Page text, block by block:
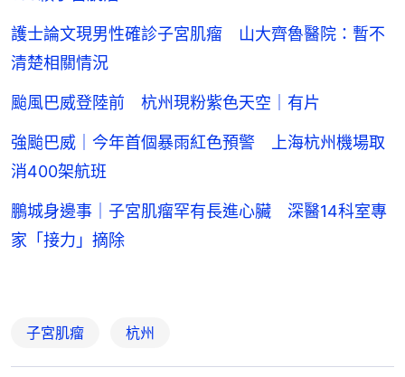
護士論文現男性確診子宮肌瘤 山大齊魯醫院：暫不
清楚相關情況
颱風巴威登陸前 杭州現粉紫色天空｜有片
強颱巴威｜今年首個暴雨紅色預警 上海杭州機場取
消400架航班
鵬城身邊事｜子宮肌瘤罕有長進心臟 深醫14科室專
家「接力」摘除
子宮肌瘤 杭州